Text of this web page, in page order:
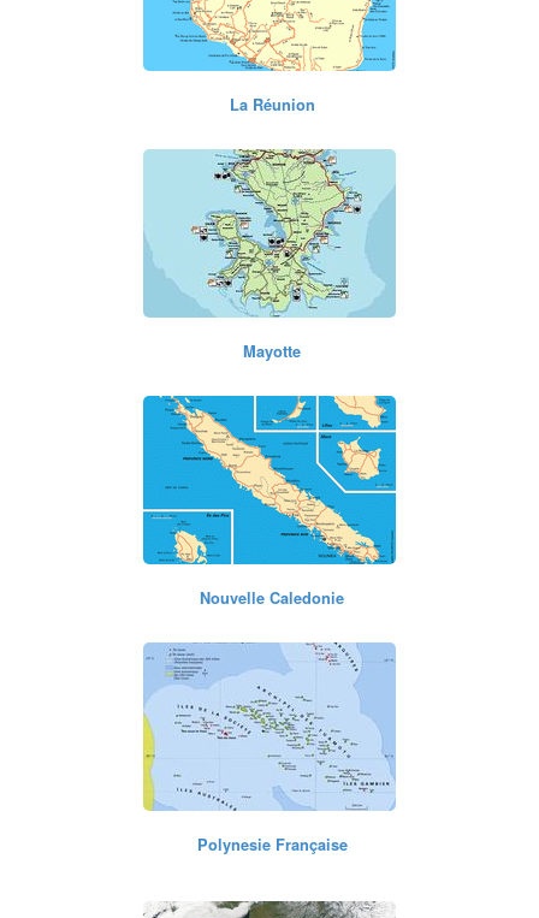
Mayotte
Nouvelle Caledonie
Polynesie Française